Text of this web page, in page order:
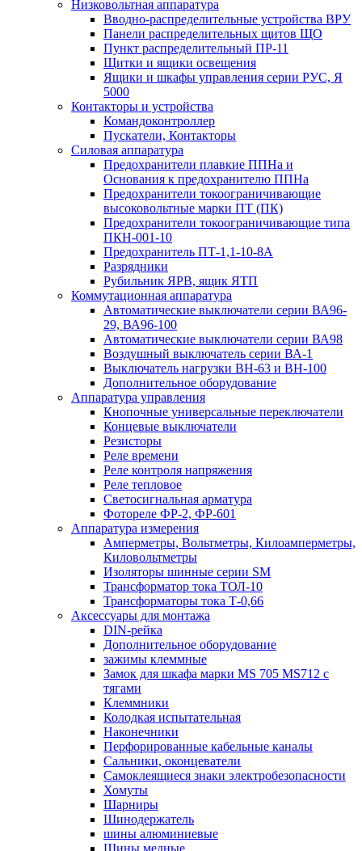
Низковольтная аппаратура
Вводно-распределительные устройства ВРУ
Панели распределительных щитов ЩО
Пункт распределительный ПР-11
Щитки и ящики освещения
Ящики и шкафы управления серии РУС, Я
5000
Контакторы и устройства
Командоконтроллер
Пускатели, Контакторы
Силовая аппаратура
Предохранители плавкие ППНа и
Основания к предохранителю ППНа
Предохранители токоограничивающие
высоковольтные марки ПТ (ПК)
Предохранители токоограничивающие типа
ПКН-001-10
Предохранитель ПТ-1,1-10-8А
Разрядники
Рубильник ЯРВ, ящик ЯТП
Коммутационная аппаратура
Автоматические выключатели серии ВА96-
29, ВА96-100
Автоматические выключатели серии ВА98
Воздушный выключатель серии ВА-1
Выключатель нагрузки ВН-63 и ВН-100
Дополнительное оборудование
Аппаратура управления
Кнопочные универсальные переключатели
Концевые выключатели
Резисторы
Реле времени
Реле контроля напряжения
Реле тепловое
Светосигнальная арматура
Фотореле ФР-2, ФР-601
Аппаратура измерения
Амперметры, Вольтметры, Килоамперметры,
Киловольтметры
Изоляторы шинные серии SM
Трансформатор тока ТОЛ-10
Трансформаторы тока Т-0,66
Аксессуары для монтажа
DIN-рейка
Дополнительное оборудование
зажимы клеммные
Замок для шкафа марки MS 705 MS712 с
тягами
Клеммники
Колодкая испытательная
Наконечники
Перфорированные кабельные каналы
Сальники, оконцеватели
Самоклеящиеся знаки электробезопасности
Хомуты
Шарниры
Шинодержатель
шины алюминиевые
Шины медные